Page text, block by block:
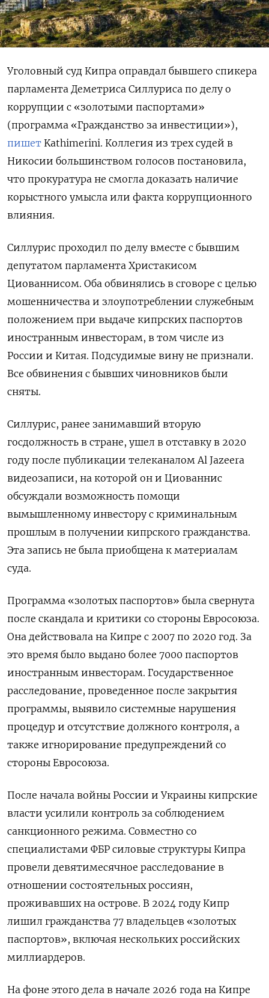
Уголовный суд Кипра оправдал бывшего спикера
парламента Деметриса Силлуриса по делу о
коррупции с «золотыми паспортами»
(программа «Гражданство за инвестиции»),
пишет Kathimerini. Коллегия из трех судей в
Никосии большинством голосов постановила,
что прокуратура не смогла доказать наличие
корыстного умысла или факта коррупционного
влияния.
Силлурис проходил по делу вместе с бывшим
депутатом парламента Христакисом
Циованнисом. Оба обвинялись в сговоре с целью
мошенничества и злоупотреблении служебным
положением при выдаче кипрских паспортов
иностранным инвесторам, в том числе из
России и Китая. Подсудимые вину не признали.
Все обвинения с бывших чиновников были
сняты.
Силлурис, ранее занимавший вторую
госдолжность в стране, ушел в отставку в 2020
году после публикации телеканалом Al Jazeera
видеозаписи, на которой он и Циованнис
обсуждали возможность помощи
вымышленному инвестору с криминальным
прошлым в получении кипрского гражданства.
Эта запись не была приобщена к материалам
суда.
Программа «золотых паспортов» была свернута
после скандала и критики со стороны Евросоюза.
Она действовала на Кипре с 2007 по 2020 год. За
это время было выдано более 7000 паспортов
иностранным инвесторам. Государственное
расследование, проведенное после закрытия
программы, выявило системные нарушения
процедур и отсутствие должного контроля, а
также игнорирование предупреждений со
стороны Евросоюза.
После начала войны России и Украины кипрские
власти усилили контроль за соблюдением
санкционного режима. Совместно со
специалистами ФБР силовые структуры Кипра
провели девятимесячное расследование в
отношении состоятельных россиян,
проживавших на острове. В 2024 году Кипр
лишил гражданства 77 владельцев «золотых
паспортов», включая нескольких российских
миллиардеров.
На фоне этого дела в начале 2026 года на Кипре